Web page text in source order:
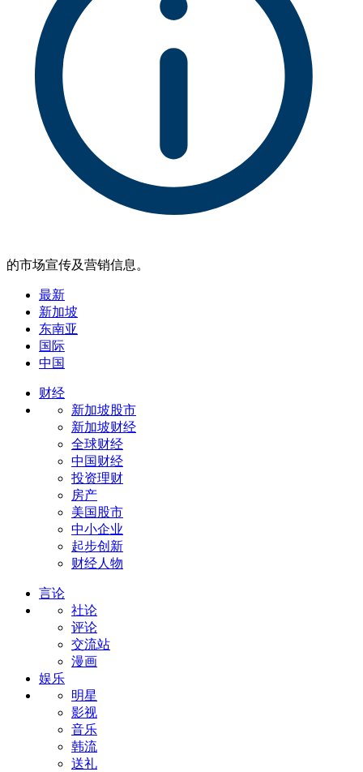
的市场宣传及营销信息。
最新
新加坡
东南亚
国际
中国
财经
新加坡股市
新加坡财经
全球财经
中国财经
投资理财
房产
美国股市
中小企业
起步创新
财经人物
言论
社论
评论
交流站
漫画
娱乐
明星
影视
音乐
韩流
送礼